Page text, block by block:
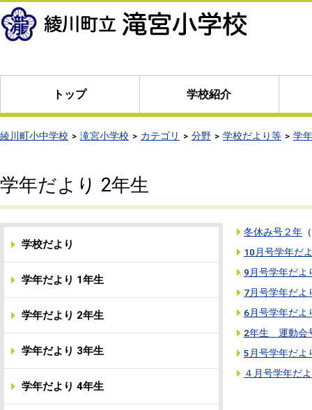
文
へ
動
トップ 学校紹介
綾川町小中学校 滝宮小学校 カテゴリ 分野 学校だより等 学
学年だより 2年生
冬休み号２年 （
10月号学年だ
9月号学年だ
7月号学年だ
6月号学年だ
2年生 運動会
5月号学年だ
４月号学年だ
学校だより
学年だより 1年生
学年だより 2年生
学年だより 3年生
学年だより 4年生